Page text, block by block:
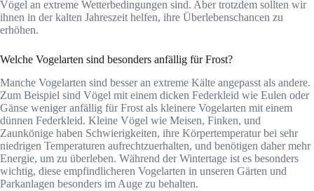
Vögel an extreme Wetterbedingungen sind. Aber trotzdem sollten wir
ihnen in der kalten Jahreszeit helfen, ihre Überlebenschancen zu
erhöhen.
Welche Vogelarten sind besonders anfällig für Frost?
Manche Vogelarten sind besser an extreme Kälte angepasst als andere.
Zum Beispiel sind Vögel mit einem dicken Federkleid wie Eulen oder
Gänse weniger anfällig für Frost als kleinere Vogelarten mit einem
dünnen Federkleid. Kleine Vögel wie Meisen, Finken, und
Zaunkönige haben Schwierigkeiten, ihre Körpertemperatur bei sehr
niedrigen Temperaturen aufrechtzuerhalten, und benötigen daher mehr
Energie, um zu überleben. Während der Wintertage ist es besonders
wichtig, diese empfindlicheren Vogelarten in unseren Gärten und
Parkanlagen besonders im Auge zu behalten.